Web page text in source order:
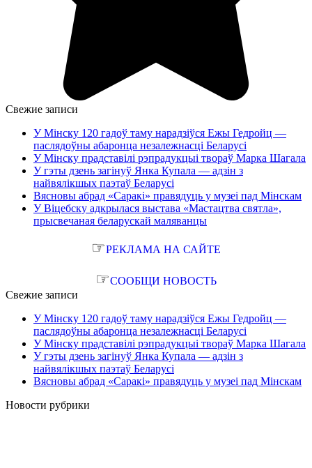
Свежие записи
У Мінску 120 гадоў таму нарадзіўся Ежы Гедройц —
паслядоўны абаронца незалежнасці Беларусі
У Мінску прадставілі рэпрадукцыі твораў Марка Шагала
У гэты дзень загінуў Янка Купала — адзін з
найвялікшых паэтаў Беларусі
Вясновы абрад «Саракі» правядуць у музеі пад Мінскам
У Віцебску адкрылася выстава «Мастацтва святла»,
прысвечаная беларускай маляванцы
☞РЕКЛАМА НА САЙТЕ
☞СООБЩИ НОВОСТЬ
Свежие записи
У Мінску 120 гадоў таму нарадзіўся Ежы Гедройц —
паслядоўны абаронца незалежнасці Беларусі
У Мінску прадставілі рэпрадукцыі твораў Марка Шагала
У гэты дзень загінуў Янка Купала — адзін з
найвялікшых паэтаў Беларусі
Вясновы абрад «Саракі» правядуць у музеі пад Мінскам
Новости рубрики